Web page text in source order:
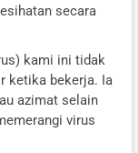
secara
kami ini tidak
ketika bekerja. Ia
azimat selain
virus